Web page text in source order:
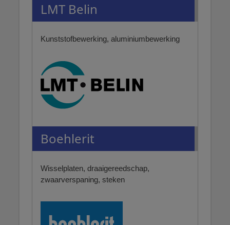
LMT Belin
Kunststofbewerking, aluminiumbewerking
Boehlerit
Wisselplaten, draaigereedschap,
zwaarverspaning, steken